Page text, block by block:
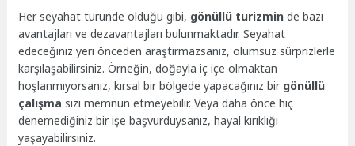
Her seyahat türünde olduğu gibi, gönüllü turizmin de bazı
avantajları ve dezavantajları bulunmaktadır. Seyahat
edeceğiniz yeri önceden araştırmazsanız, olumsuz sürprizlerle
karşılaşabilirsiniz. Örneğin, doğayla iç içe olmaktan
hoşlanmıyorsanız, kırsal bir bölgede yapacağınız bir gönüllü
çalışma sizi memnun etmeyebilir. Veya daha önce hiç
denemediğiniz bir işe başvurduysanız, hayal kırıklığı
yaşayabilirsiniz.